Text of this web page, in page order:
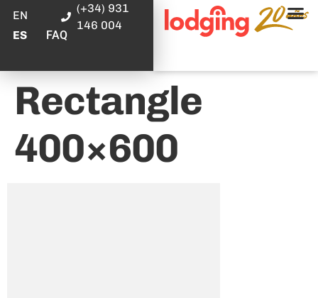
EN
ES
FAQ
(+34) 931
146 004
Rectangle
400×600